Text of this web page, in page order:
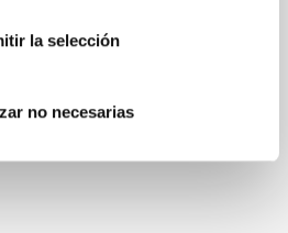
la selección
no necesarias